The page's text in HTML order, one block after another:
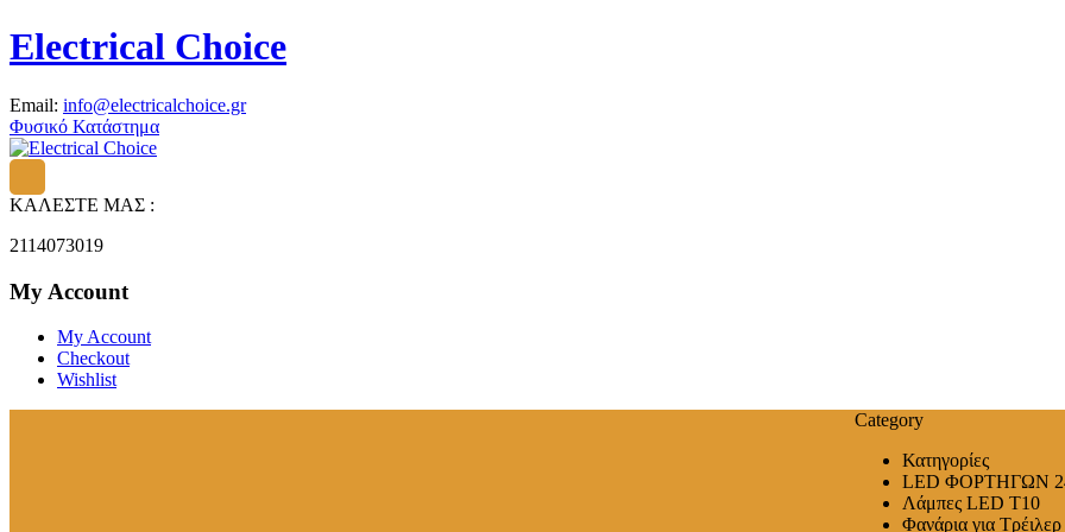
Electrical Choice
Email: info@electricalchoice.gr
Φυσικό Κατάστημα
ΚΑΛΕΣΤΕ ΜΑΣ :
2114073019
My Account
My Account
Checkout
Wishlist
Category
Κατηγορίες
LED ΦΟΡΤΗΓΩΝ
Λάμπες LED T10
Φανάρια για